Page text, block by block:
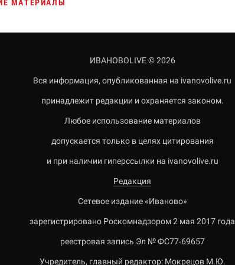
МАТЕРИАЛЫ
ИВАНОВОLIVE © 2026
Вся информация, опубликованная на ivanovolive.ru
принадлежит редакции и охраняется законом.
Любое использование материалов
допускается только в целях цитирования
и при наличии гиперссылки на ivanovolive.ru
Редакция
Сетевое издание «Иваново»
зарегистрировано Роскомнадзором 2 мая 2017 года
реестровая запись Эл № ФС77-69657
Учредитель, главный редактор: Мокрецов М.Ю.